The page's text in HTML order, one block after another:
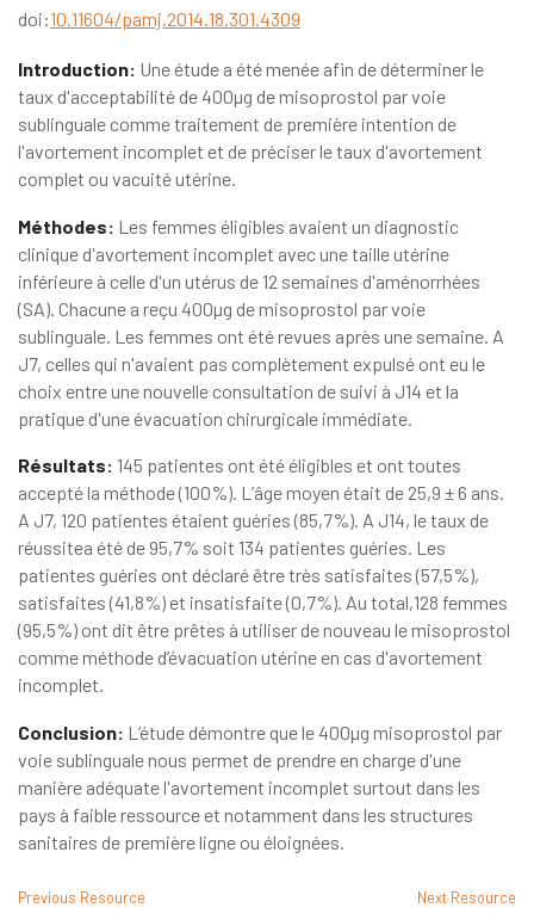
doi:10.11604/pamj.2014.18.301.4309
Introduction: Une étude a été menée afin de déterminer le
taux d'acceptabilité de 400µg de misoprostol par voie
sublinguale comme traitement de première intention de
l'avortement incomplet et de préciser le taux d'avortement
complet ou vacuité utérine.
Méthodes: Les femmes éligibles avaient un diagnostic
clinique d'avortement incomplet avec une taille utérine
inférieure à celle d'un utérus de 12 semaines d'aménorrhées
(SA). Chacune a reçu 400µg de misoprostol par voie
sublinguale. Les femmes ont été revues après une semaine. A
J7, celles qui n'avaient pas complètement expulsé ont eu le
choix entre une nouvelle consultation de suivi à J14 et la
pratique d'une évacuation chirurgicale immédiate.
Résultats: 145 patientes ont été éligibles et ont toutes
accepté la méthode (100%). L’âge moyen était de 25,9 ± 6 ans.
A J7, 120 patientes étaient guéries (85,7%). A J14, le taux de
réussitea été de 95,7% soit 134 patientes guéries. Les
patientes guéries ont déclaré être très satisfaites (57,5%),
satisfaites (41,8%) et insatisfaite (0,7%). Au total,128 femmes
(95,5%) ont dit être prêtes à utiliser de nouveau le misoprostol
comme méthode d’évacuation utérine en cas d'avortement
incomplet.
Conclusion: L’étude démontre que le 400µg misoprostol par
voie sublinguale nous permet de prendre en charge d'une
manière adéquate l'avortement incomplet surtout dans les
pays à faible ressource et notamment dans les structures
sanitaires de première ligne ou éloignées.
Previous Resource Next Resource